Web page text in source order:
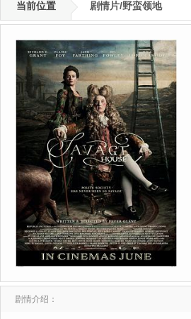
当前位置 剧情片/野蛮领地
剧情介绍：